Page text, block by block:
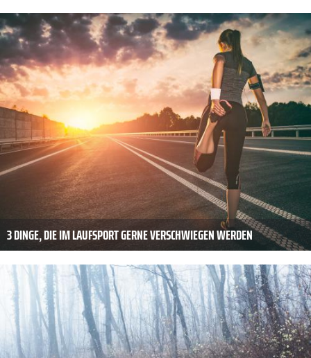
3 DINGE, DIE IM LAUFSPORT GERNE VERSCHWIEGEN WERDEN